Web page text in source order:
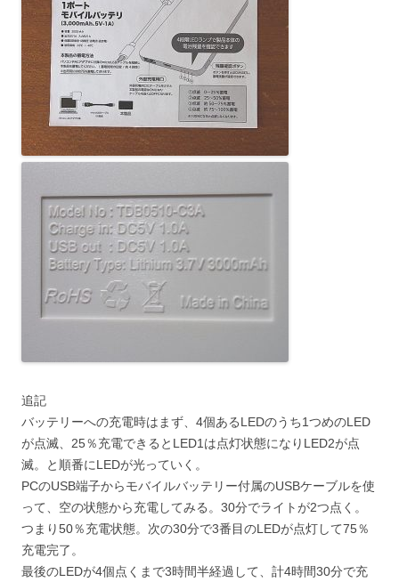
追記
バッテリーへの充電時はまず、4個あるLEDのうち1つめのLED
が点滅、25％充電できるとLED1は点灯状態になりLED2が点
滅。と順番にLEDが光っていく。
PCのUSB端子からモバイルバッテリー付属のUSBケーブルを使
って、空の状態から充電してみる。30分でライトが2つ点く。
つまり50％充電状態。次の30分で3番目のLEDが点灯して75％
充電完了。
最後のLEDが4個点くまで3時間半経過して、計4時間30分で充